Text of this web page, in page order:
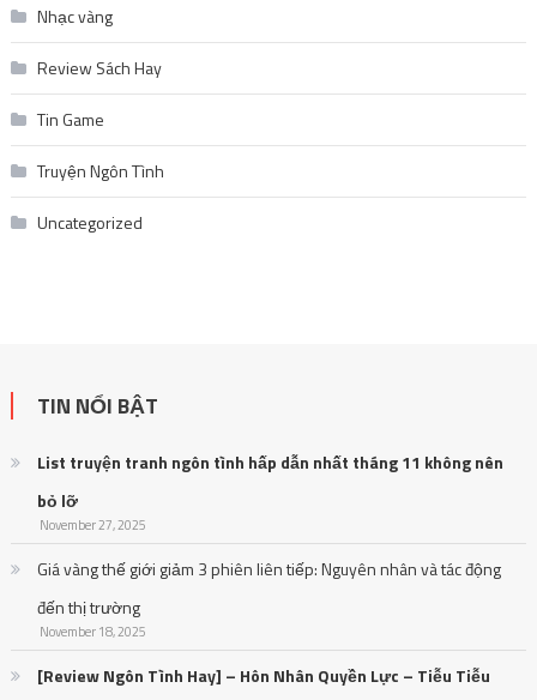
Nhạc vàng
Review Sách Hay
Tin Game
Truyện Ngôn Tình
Uncategorized
TIN NỔI BẬT
List truyện tranh ngôn tình hấp dẫn nhất tháng 11 không nên
bỏ lỡ
November 27, 2025
Giá vàng thế giới giảm 3 phiên liên tiếp: Nguyên nhân và tác động
đến thị trường
November 18, 2025
[Review Ngôn Tình Hay] – Hôn Nhân Quyền Lực – Tiễu Tiễu